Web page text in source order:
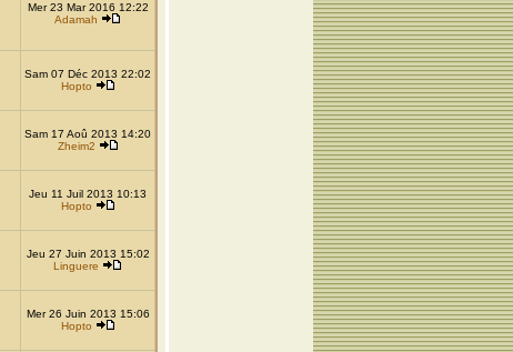
Mer 23 Mar 2016 12:22
Adamah
Sam 07 Déc 2013 22:02
Hopto
Sam 17 Aoû 2013 14:20
Zheim2
Jeu 11 Juil 2013 10:13
Hopto
Jeu 27 Juin 2013 15:02
Linguere
Mer 26 Juin 2013 15:06
Hopto